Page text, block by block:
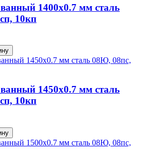
1400x0.7 мм сталь
10кп
1450x0.7 мм сталь
10кп